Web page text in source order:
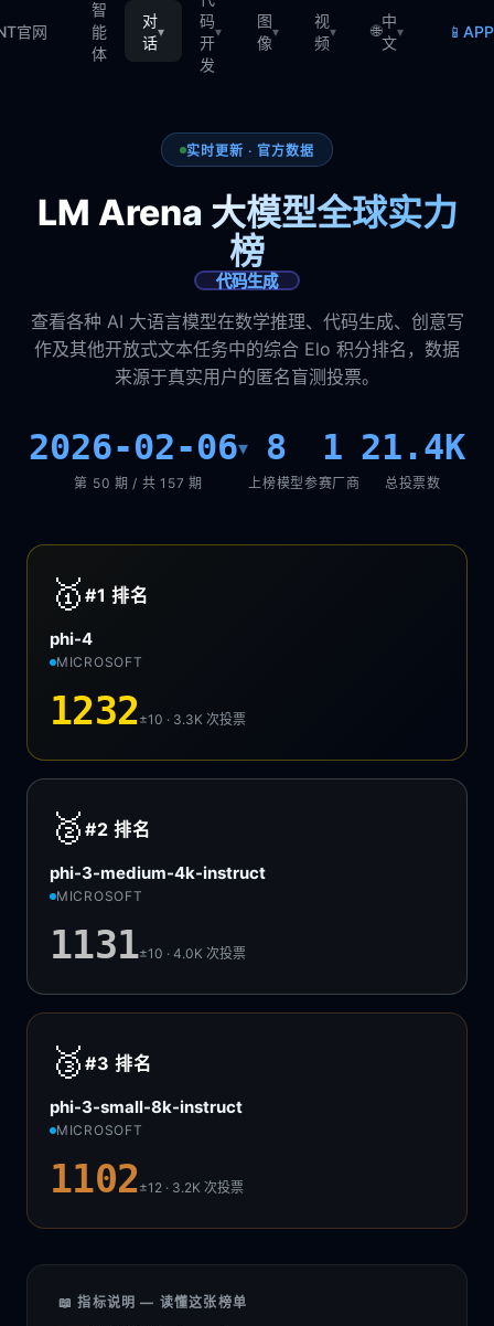
官网
智
能
体
对
话
▾
码
开
发
▾
图
像
▾
视
频
▾ 🌐
中
文
▾ 📱
实时更新 · 官方数据
LM Arena 大模型全球实力
榜
代码生成
查看各种 AI 大语言模型在数学推理、代码生成、创意写
作及其他开放式文本任务中的综合 Elo 积分排名，数据
来源于真实用户的匿名盲测投票。
2026-02-06▾
第 50 期 / 共 157 期
8
上榜模型
1
参赛厂商
21.4K
总投票数
🥇 #1排名
phi-4
MICROSOFT
1232±10 · 3.3K次投票
🥈 #2排名
phi-3-medium-4k-instruct
MICROSOFT
1131±10 · 4.0K次投票
🥉 #3排名
phi-3-small-8k-instruct
MICROSOFT
1102±12 · 3.2K次投票
📖 指标说明 — 读懂这张榜单